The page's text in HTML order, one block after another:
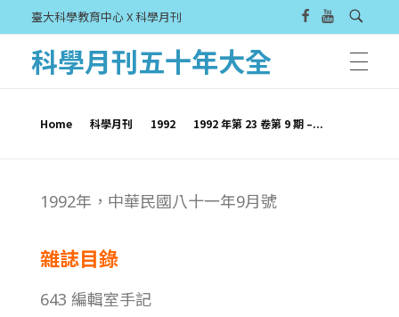
臺大科學教育中心 X 科學月刊
科學月刊五十年大全
Home 科學月刊 1992 1992 年第 23 卷第 9 期 –...
1
9
1992年，中華民國八十一年9月號
雜誌目錄
643 編輯室手記